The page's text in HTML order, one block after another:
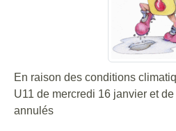
En raison des conditions
U11 de mercredi 16 janvier et
annulés